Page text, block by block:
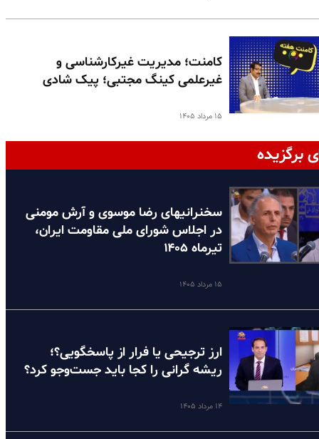
کامنت؛ مدیریت غیرکارشناسی و
غیرعلمی کینگ مجتبی؛ پیک شادی
۱۵ مرداد ۱۴۰۵
برگزیده
سخنرانیهای رضا موسوی و آرش مومنی
در اجلاس شورای ملی مقاومت ایران،
تیرماه ۱۴۰۵
۱۵ مرداد ۱۴۰۵
ارز ترجیحی یا فرار از پاسخگویی؟؛
ریشه گرانی را کجا باید جست‌وجو کرد؟
۱۴ مرداد ۱۴۰۵